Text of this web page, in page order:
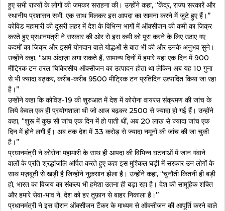
हुए सभी राज्यों के लोगों की जमकर सराहना की। उन्होंने कहा, ‘‘केंद्र, राज्य सरकारें और
स्थानीय प्रशासन सभी, एक साथ मिलकर इस आपदा का सामना करने में जुटे हुए हैं।’’
कोविड महामारी की दूसरी लहर में देश के विभिन्न भागों में ऑक्सीजन की कमी का जिक्र
करते हुए प्रधानमंत्री ने सरकार की ओर से इस कमी को पूरा करने के लिए उठाए गए
कदमों का जिक्र और इसमें योगदान वाले योद्धओं से बात भी की और उनके अनुभव सुने।
उन्होंने कहा, ‘‘आप अंदाज़ा लगा सकते हैं, सामान्य दिनों में हमारे यहां एक दिन में 900
मीट्रिक टन तरल चिकित्सीय ऑक्सीजन का उत्पादन होता था लेकिन अब यह 10 गुना
से भी ज्यादा बढ़कर, करीब-करीब 9500 मीट्रिक टन प्रतिदिन उत्पादित किया जा रहा
है।’’
उन्होंने कहा कि कोविड-19 की शुरुआत में देश में कोरोना वायरस संक्रमण की जांच के
लिये केवल एक ही प्रयोगशाला थी जो आज बढ़कर 2500 से ज्यादा हो गई हैं। उन्होंने
कहा, ‘‘शुरू में कुछ सौ जांच एक दिन में हो पाती थीं, अब 20 लाख से ज्यादा जांच एक
दिन में होने लगी हैं। अब तक देश में 33 करोड़ से ज्यादा नमूनों की जांच की जा चुकी
है।’’
प्रधानमंत्री ने कोरोना महामारी के साथ ही आपदा की विभिन्न घटनाओं में जान गंवाने
वालों के प्रति श्रद्धांजलि अर्पित करते हुए कहा इस मुश्किल घड़ी में सरकार उन लोगों के
साथ मज़बूती से खड़ी है जिन्होंने नुक़सान झेला है। उन्होंने कहा, ‘‘चुनौती कितनी ही बड़ी
हो, भारत का विजय का संकल्प भी हमेशा उतना ही बड़ा रहा है। देश की सामूहिक शक्ति
और हमारे सेवा-भाव ने, देश को हर तूफ़ान से बाहर निकाला है।’’
प्रधानमंत्री ने इस दौरान ऑक्सीजन टैंकर के माध्यम से ऑक्सीजन की आपूर्ति करने वाले